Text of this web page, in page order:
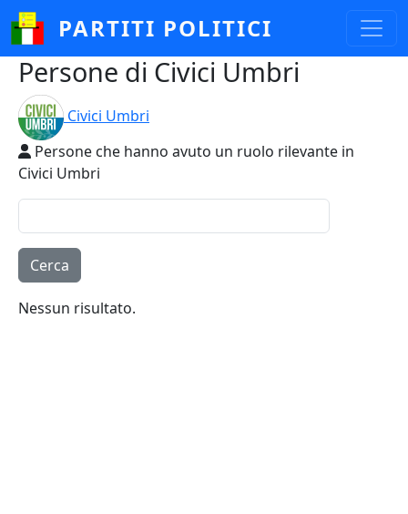
Salta al contenuto principale
PARTITI POLITICI
Persone di Civici Umbri
Civici Umbri
Persone che hanno avuto un ruolo rilevante in
Civici Umbri
Nessun risultato.